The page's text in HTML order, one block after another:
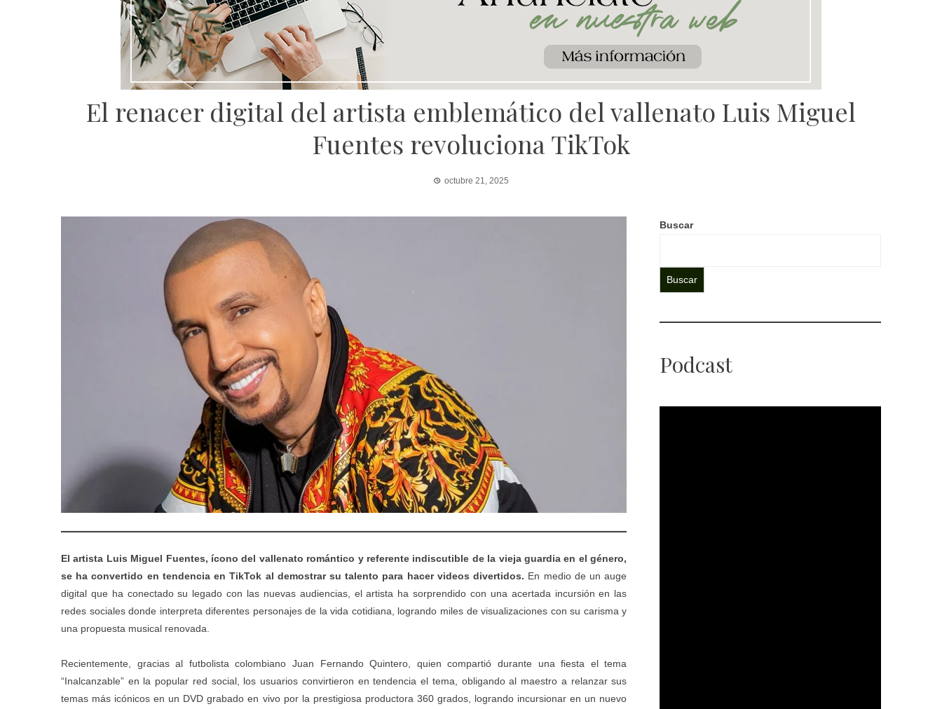
El renacer digital del artista emblemático del vallenato Luis Miguel
Fuentes revoluciona TikTok
octubre 21, 2025
El artista Luis Miguel Fuentes, ícono del vallenato romántico y referente indiscutible de la vieja guardia en el género,
se ha convertido en tendencia en TikTok al demostrar su talento para hacer videos divertidos. En medio de un auge
digital que ha conectado su legado con las nuevas audiencias, el artista ha sorprendido con una acertada incursión en las
redes sociales donde interpreta diferentes personajes de la vida cotidiana, logrando miles de visualizaciones con su carisma y
una propuesta musical renovada.
Recientemente, gracias al futbolista colombiano Juan Fernando Quintero, quien compartió durante una fiesta el tema
“Inalcanzable” en la popular red social, los usuarios convirtieron en tendencia el tema, obligando al maestro a relanzar sus
temas más icónicos en un DVD grabado en vivo por la prestigiosa productora 360 grados, logrando incursionar en un nuevo
Buscar
Buscar
Podcast